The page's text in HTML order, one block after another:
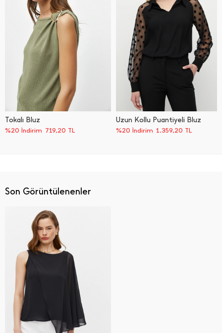
Tokalı Bluz
%20 İndirim 719,20 TL
Uzun Kollu Puantiyeli Bluz
%20 İndirim 1.359,20 TL
Son Görüntülenenler